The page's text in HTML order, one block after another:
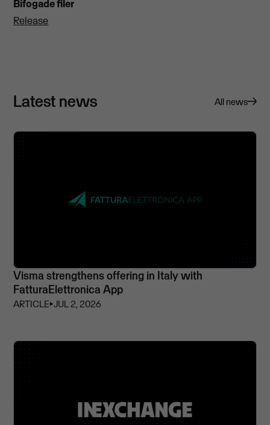
Bifogade filer
Release
Latest news All news
Visma strengthens offering in Italy with
FatturaElettronica App
ARTICLE⏵JUL 2, 2026